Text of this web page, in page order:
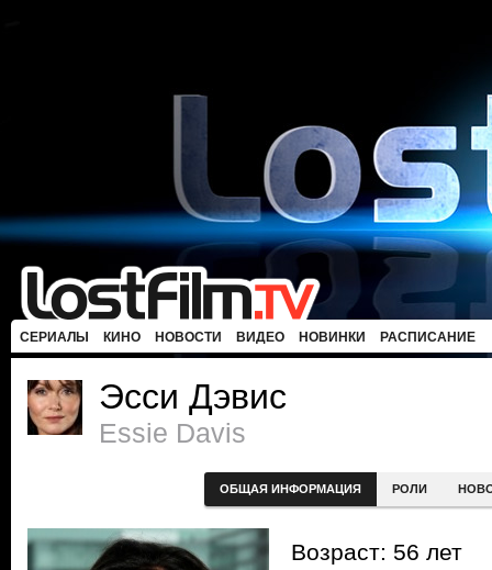
СЕРИАЛЫ КИНО НОВОСТИ ВИДЕО НОВИНКИ РАСПИСАНИЕ
Эсси Дэвис
Essie Davis
ОБЩАЯ ИНФОРМАЦИЯ РОЛИ
Возраст: 56 лет